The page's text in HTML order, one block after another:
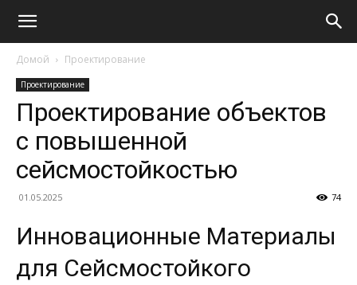
Домой Проектирование
Проектирование
Проектирование объектов
с повышенной
сейсмостойкостью
01.05.2025 74
Инновационные Материалы
для Сейсмостойкого